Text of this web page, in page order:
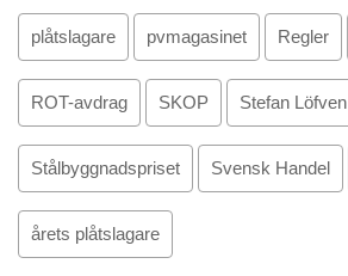
plåtslagare pvmagasinet Regler
ROT-avdrag SKOP Stefan Löfven
Stålbyggnadspriset Svensk Handel
årets plåtslagare